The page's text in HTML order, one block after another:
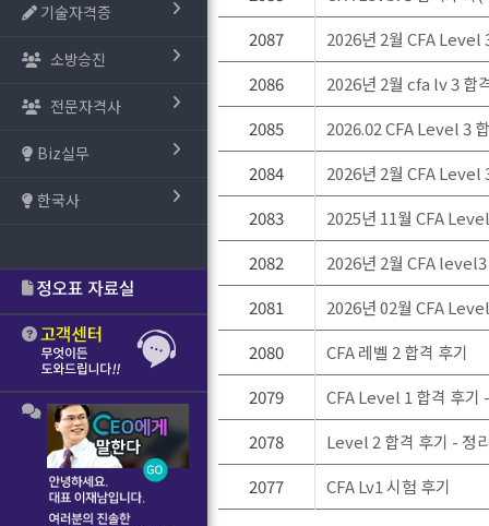
기술자격증
소방승진
전문자격사
Biz실무
한국사
2087
2026년 2월 CFA
2086
2026년 2월 cfa lv 3
2085
2026.02 CFA Level 3
2084
2026년 2월 CFA
2083
2025년 11월 CFA
2082
2026년 2월 CFA
2081
2026년 02월 CFA
2080
CFA 레벨 2 합격 후기
2079
CFA Level 1 합격 후기
2078
Level 2 합격 후기 - 정
2077
CFA Lv1 시험 후기